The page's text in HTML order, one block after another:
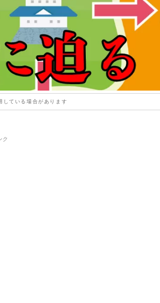
している場合があります
ク